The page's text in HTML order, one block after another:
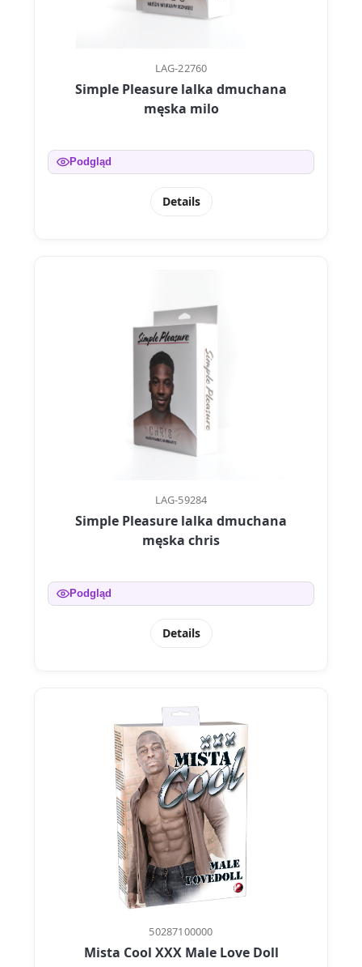
LAG-22760
Simple Pleasure lalka dmuchana
męska milo
Podgląd
Details
LAG-59284
Simple Pleasure lalka dmuchana
męska chris
Podgląd
Details
50287100000
Mista Cool XXX Male Love Doll